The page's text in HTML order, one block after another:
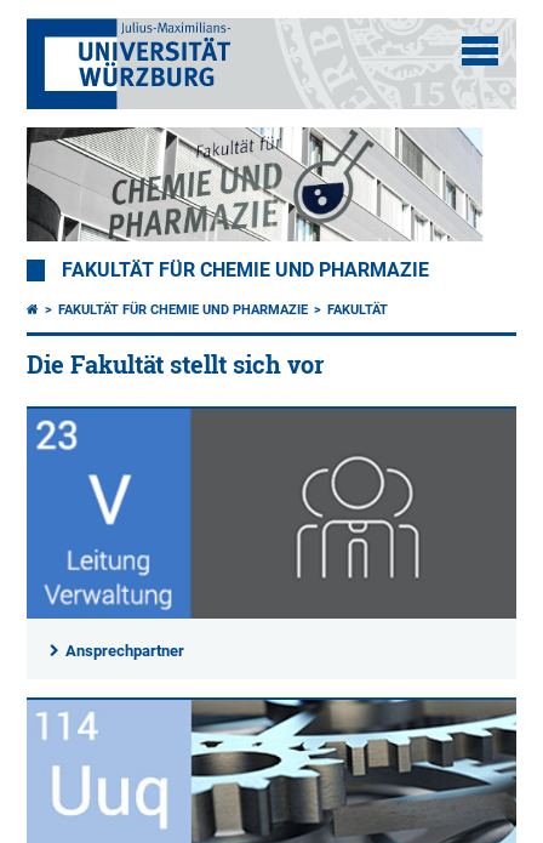
FAKULTÄT FÜR CHEMIE UND PHARMAZIE
FAKULTÄT FÜR CHEMIE UND PHARMAZIE FAKULTÄT
Die Fakultät stellt sich vor
Ansprechpartner